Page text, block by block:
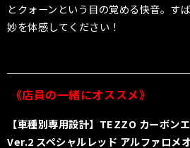
とクォーンという目の覚める快音。す
妙を体感してください！
《店員の一緒にオススメ》
【車種別専用設計】TEZZO カーボン
Ver.2 スペシャルレッド アルファロメ